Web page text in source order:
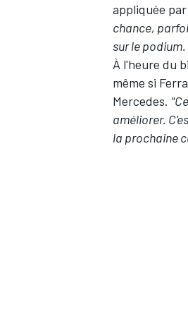
appliquée
chance,
sur le
À l'heure du
même si
Mercedes.
améliorer.
la prochaine